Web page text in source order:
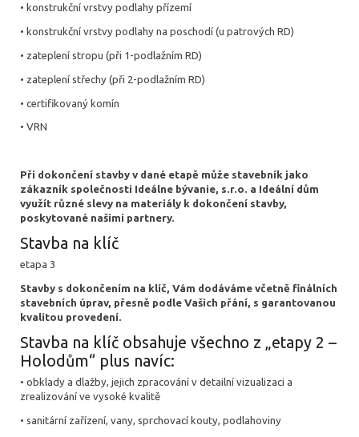
• konstrukční vrstvy podlahy přízemí
• konstrukční vrstvy podlahy na poschodí (u patrových RD)
• zateplení stropu (při 1-podlažním RD)
• zateplení střechy (při 2-podlažním RD)
• certifikovaný komín
• VRN
Při dokončení stavby v dané etapě může stavebník jako
zákazník společnosti Ideálne bývanie, s.r.o. a Ideální dům
využít různé slevy na materiály k dokončení stavby,
poskytované našimi partnery.
Stavba na klíč
etapa 3
Stavby s dokončením na klíč, Vám dodáváme včetně finálních
stavebních úprav, přesně podle Vašich přání, s garantovanou
kvalitou provedení.
Stavba na klíč obsahuje všechno z „etapy 2 –
Holodům“ plus navíc:
• obklady a dlažby, jejich zpracování v detailní vizualizaci a
zrealizování ve vysoké kvalitě
• sanitární zařízení, vany, sprchovací kouty, podlahoviny